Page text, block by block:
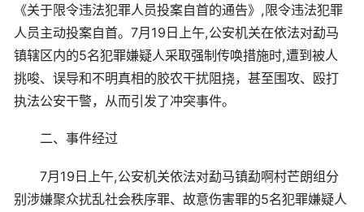
《关于限令违法犯罪人员投案自首的通告》,限令违法犯罪
人员主动投案自首。7月19日上午,公安机关在依法对勐马
镇辖区内的5名犯罪嫌疑人采取强制传唤措施时,遭到被人
挑唆、误导和不明真相的胶农干扰阻挠，甚至围攻、殴打
执法公安干警，从而引发了冲突事件。
二、事件经过
7月19日上午,公安机关依法对勐马镇勐啊村芒朗组分
别涉嫌聚众扰乱社会秩序罪、故意伤害罪的5名犯罪嫌疑人